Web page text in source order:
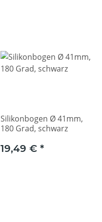
Silikonbogen Ø 41mm,
180 Grad, schwarz
19,49 € *